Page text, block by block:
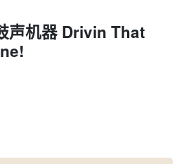
声机器 Drivin That